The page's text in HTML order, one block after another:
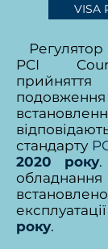
VISA
Регулятор
PCI
стандарту
2020 року.
року.